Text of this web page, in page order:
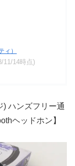
ィ）
11/14時点)
ハンズフリー通
ヘッドホン】